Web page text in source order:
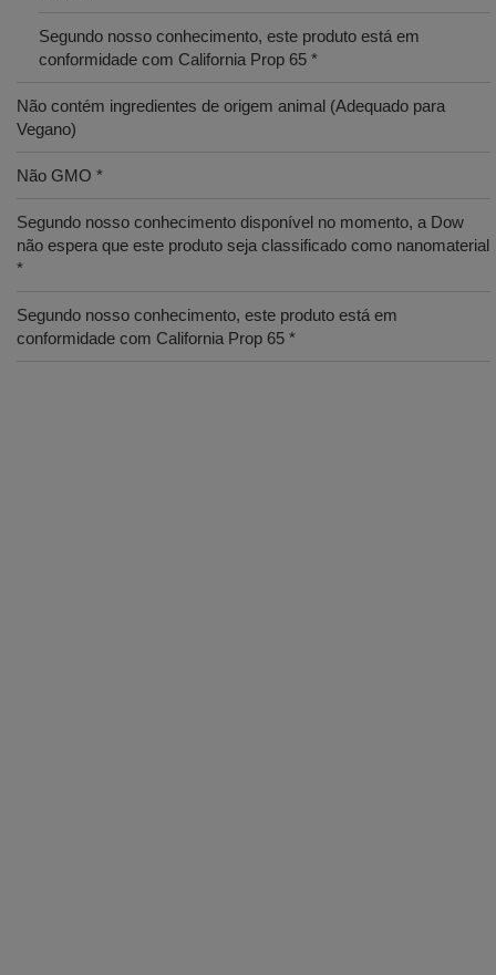
Segundo nosso conhecimento, este produto está em
conformidade com California Prop 65 *
Não contém ingredientes de origem animal (Adequado para
Vegano)
Não GMO *
Segundo nosso conhecimento disponível no momento, a Dow
não espera que este produto seja classificado como nanomaterial
*
Segundo nosso conhecimento, este produto está em
conformidade com California Prop 65 *